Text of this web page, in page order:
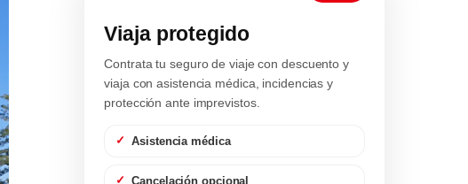
Viaja protegido
Contrata tu seguro de viaje con descuento y
viaja con asistencia médica, incidencias y
protección ante imprevistos.
Asistencia médica
Cancelación opcional